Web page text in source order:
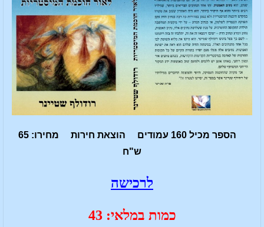
הספר מכיל 160 עמודים הוצאת חירות מחירו: 65
ש"ח
לרכישה
כמות במלאי: 43